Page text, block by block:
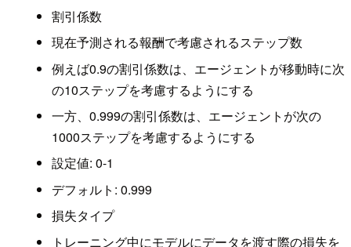
割引係数
現在予測される報酬で考慮されるステップ数
例えば0.9の割引係数は、エージェントが移動時に次
の10ステップを考慮するようにする
一方、0.999の割引係数は、エージェントが次の
1000ステップを考慮するようにする
設定値: 0-1
デフォルト: 0.999
損失タイプ
トレーニング中にモデルにデータを渡す際の損失を